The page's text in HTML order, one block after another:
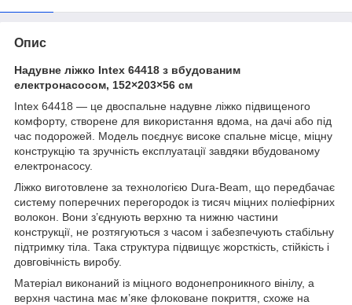
Опис
Надувне ліжко Intex 64418 з вбудованим
електронасосом, 152×203×56 см
Intex 64418 — це двоспальне надувне ліжко підвищеного
комфорту, створене для використання вдома, на дачі або під
час подорожей. Модель поєднує високе спальне місце, міцну
конструкцію та зручність експлуатації завдяки вбудованому
електронасосу.
Ліжко виготовлене за технологією Dura-Beam, що передбачає
систему поперечних перегородок із тисяч міцних поліефірних
волокон. Вони з’єднують верхню та нижню частини
конструкції, не розтягуються з часом і забезпечують стабільну
підтримку тіла. Така структура підвищує жорсткість, стійкість і
довговічність виробу.
Матеріал виконаний із міцного водонепроникного вінілу, а
верхня частина має м’яке флоковане покриття, схоже на